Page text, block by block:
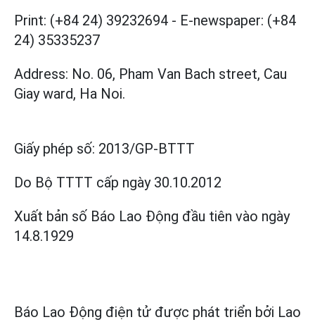
Print: (+84 24) 39232694 - E-newspaper: (+84
24) 35335237
Address: No. 06, Pham Van Bach street, Cau
Giay ward, Ha Noi.
Giấy phép số: 2013/GP-BTTT
Do Bộ TTTT cấp ngày 30.10.2012
Xuất bản số Báo Lao Động đầu tiên vào ngày
14.8.1929
Báo Lao Động điện tử được phát triển bởi Lao